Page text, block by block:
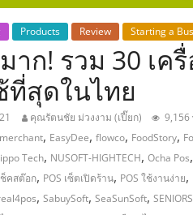
Products Review Starting a
าก! รวม 30 เค
ที่สุดในไทย
คุณรัตนชัย ม่วงงาม (เปี๊ยก) 9,156
, EasyDee, flowco, FoodStory,
Tech, NUSOFT-HIGHTECH, Ocha Pos,
ช็คสต๊อก, POS เซ็ตเปิดร้าน, POS ใช้งานง่าย,
, SabuySoft, SeaSunSoft,